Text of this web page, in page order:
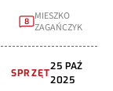
8
MIESZKO
ZAGAŃCZYK
SPRZĘT
25 PAŹ
2025